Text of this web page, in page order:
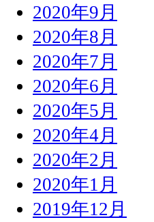
2020年9月
2020年8月
2020年7月
2020年6月
2020年5月
2020年4月
2020年2月
2020年1月
2019年12月